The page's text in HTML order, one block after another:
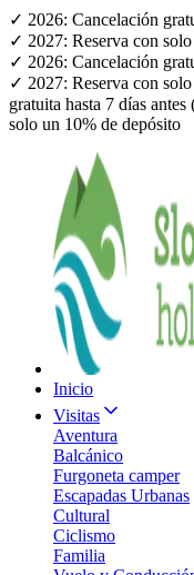
✓ 2026: Cancelación
✓ 2027: Reserva con
✓ 2026: Cancelación
✓ 2027: Reserva con
gratuita hasta 7 días
solo un 10% de depósito
Inicio
Visitas
Aventura
Balcánico
Furgoneta camper
Escapadas Urbanas
Cultural
Ciclismo
Familia